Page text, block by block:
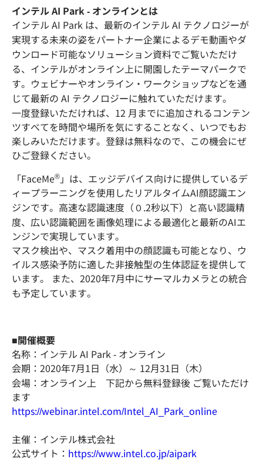
インテル AI Park - オンラインとは
インテル AI Park は、最新のインテル AI テクノロジーが
実現する未来の姿をパートナー企業によるデモ動画やダ
ウンロード可能なソリューション資料でご覧いただけ
る、インテルがオンライン上に開園したテーマパークで
す。ウェビナーやオンライン・ワークショップなどを通
じて最新の AI テクノロジーに触れていただけます。
一度登録いただければ、12 月までに追加されるコンテン
ツすべてを時間や場所を気にすることなく、いつでもお
楽しみいただけます。登録は無料なので、この機会にぜ
ひご登録ください。
「FaceMe® 」は、エッジデバイス向けに提供しているデ
ィープラーニングを使用したリアルタイムAI顔認識エン
ジンです。高速な認識速度（０.2秒以下）と高い認識精
度、広い認識範囲を画像処理による最適化と最新のAIエ
ンジンで実現しています。
マスク検出や、マスク着用中の顔認識も可能となり、ウ
イルス感染予防に適した非接触型の生体認証を提供して
います。 また、2020年7月中にサーマルカメラとの統合
も予定しています。
■開催概要
名称：インテル AI Park - オンライン
会期：2020年7月1日（水）～ 12月31日（木）
会場：オンライン上 下記から無料登録後 ご覧いただけ
ます
https://webinar.intel.com/Intel_AI_Park_online
主催：インテル株式会社
公式サイト： https://www.intel.co.jp/aipark